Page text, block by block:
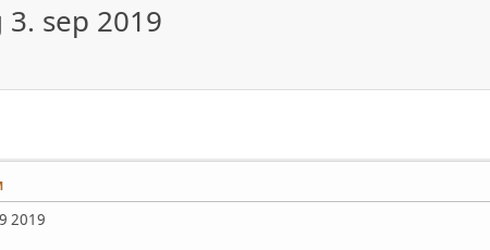
sep 2019
2019